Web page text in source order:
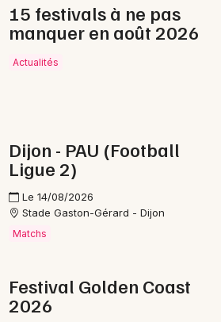
15 festivals à ne pas
manquer en août 2026
Actualités
Dijon - PAU (Football
Ligue 2)
Le 14/08/2026
Stade Gaston-Gérard - Dijon
Matchs
Festival Golden Coast
2026